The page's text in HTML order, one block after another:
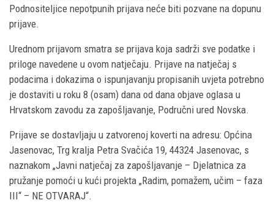
Podnositeljice nepotpunih prijava neće biti pozvane na dopunu
prijave.
Urednom prijavom smatra se prijava koja sadrži sve podatke i
priloge navedene u ovom natječaju. Prijave na natječaj s
podacima i dokazima o ispunjavanju propisanih uvjeta potrebno
je dostaviti u roku 8 (osam) dana od dana objave oglasa u
Hrvatskom zavodu za zapošljavanje, Područni ured Novska.
Prijave se dostavljaju u zatvorenoj koverti na adresu: Općina
Jasenovac, Trg kralja Petra Svačića 19, 44324 Jasenovac, s
naznakom „Javni natječaj za zapošljavanje – Djelatnica za
pružanje pomoći u kući projekta „Radim, pomažem, učim – faza
III“ – NE OTVARAJ“.